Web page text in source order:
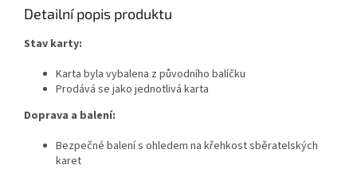
Detailní popis produktu
Stav karty:
Karta byla vybalena z původního balíčku
Prodává se jako jednotlivá karta
Doprava a balení:
Bezpečné balení s ohledem na křehkost sběratelských
karet